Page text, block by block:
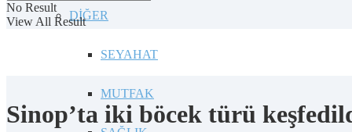
DİĞER
SEYAHAT
MUTFAK
No Result
View All Result
Sinop’ta iki böcek türü